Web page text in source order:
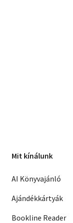
Mit kínálunk
AI Könyvajánló
Ajándékkártyák
Bookline Reader